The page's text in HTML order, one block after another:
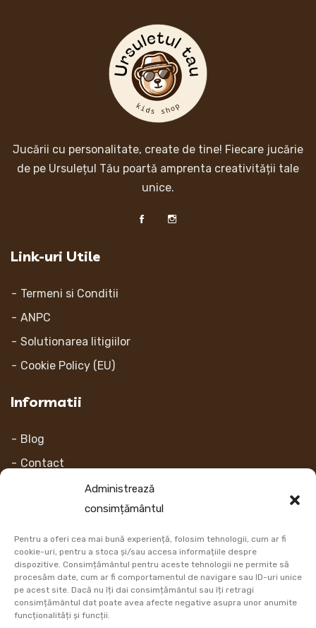
Administrează
consimțământul
Pentru a oferi cea mai bună experiență, folosim tehnologii, cum ar fi
cookie-uri, pentru a stoca și/sau accesa informațiile despre
dispozitive. Consimțământul pentru aceste tehnologii ne permite să
procesăm date, cum ar fi comportamentul de navigare sau ID-uri unice
pe acest site. Dacă nu îți dai consimțământul sau îți retragi
consimțământul dat poate avea afecte negative asupra unor anumite
funcționalități și funcții.
Jucării cu personalitate, create de tine! Fiecare jucărie
de pe Ursulețul Tău poartă amprenta creativității tale
unice.
Link-uri Utile
Termeni si Conditii
ANPC
Solutionarea litigiilor
Cookie Policy (EU)
Informatii
Blog
Contact
Link-uri
Retur
Metoda de plata